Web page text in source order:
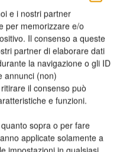
e i nostri partner
per memorizzare e/o
Il consenso a queste
partner di elaborare dati
la navigazione o gli ID
annunci (non)
il consenso può
e funzioni.
sopra o per fare
applicate solamente a
ai sensi dei commi 498,
2019 a favore del
legislativo 14
CGIL, FISTEL CISL,
l’incremento dei costi
ma ritengono uno
di una filiera che